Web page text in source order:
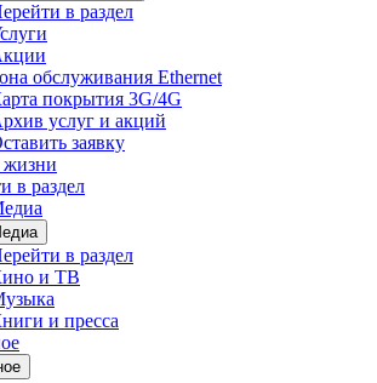
в раздел
обслуживания Ethernet
покрытия 3G/4G
услуг и акций
заявку
жизни
в раздел
в раздел
и ТВ
и пресса